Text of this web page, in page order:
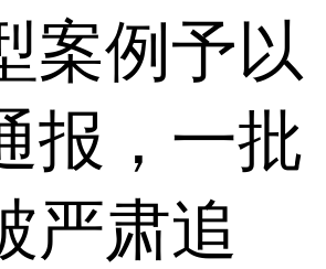
案例予以
报，一批
严肃追